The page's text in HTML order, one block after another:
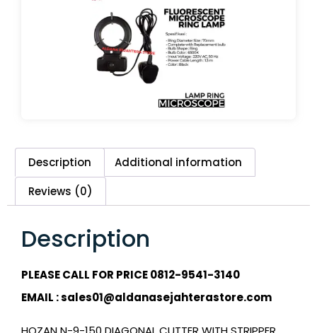
Description
Additional information
Reviews (0)
Description
PLEASE CALL FOR PRICE 0812-9541-3140
EMAIL : sales01@aldanasejahterastore.com